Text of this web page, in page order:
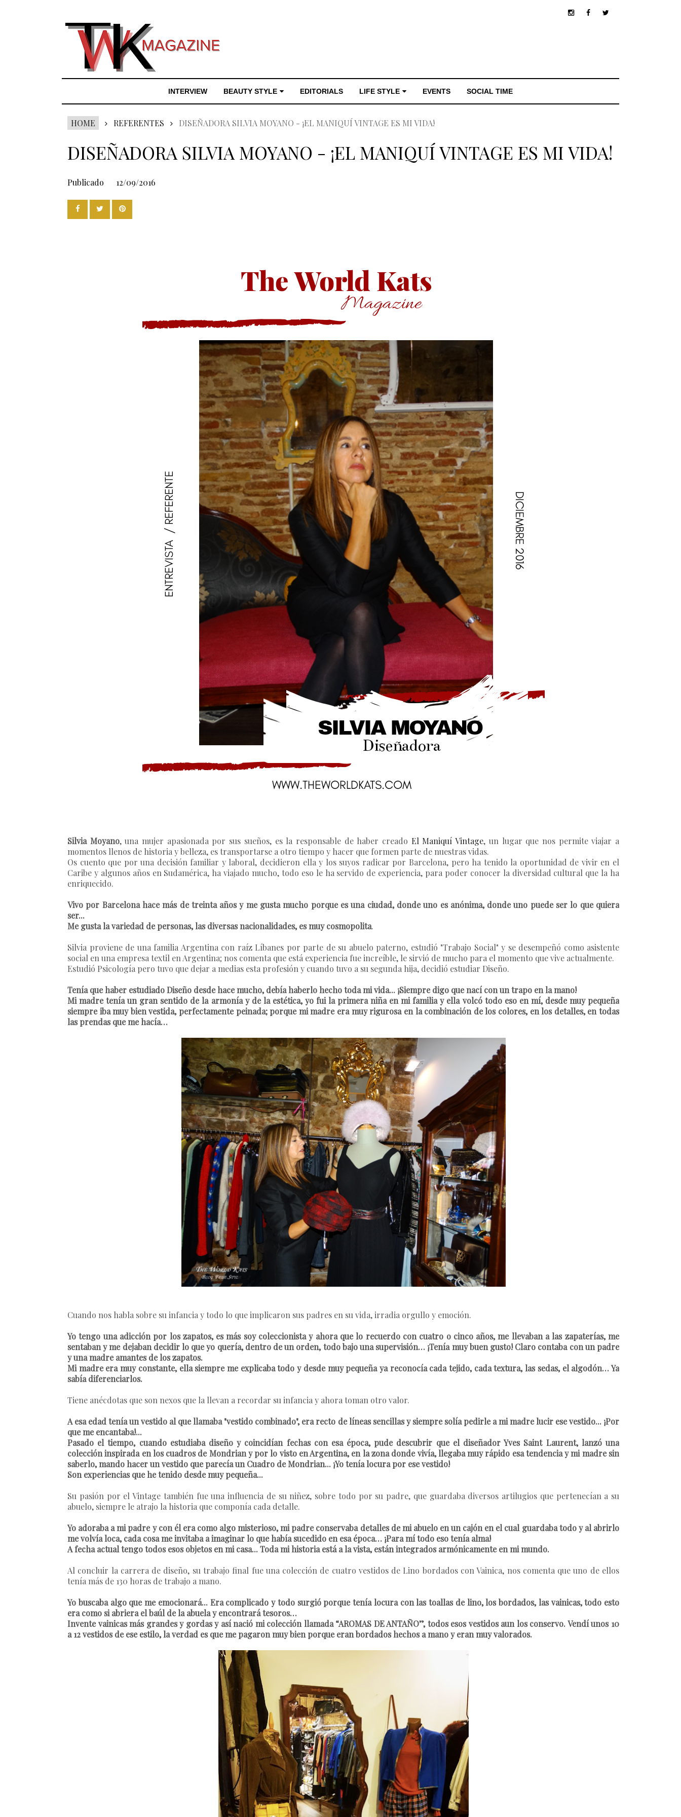
INTERVIEW BEAUTY STYLE EDITORIALS LIFE STYLE EVENTS SOCIAL TIME
HOME REFERENTES DISEÑADORA SILVIA MOYANO - ¡EL MANIQUÍ VINTAGE ES MI VIDA!
DISEÑADORA SILVIA MOYANO - ¡EL MANIQUÍ VINTAGE ES MI VIDA!
Publicado 12/09/2016
Silvia Moyano, una mujer apasionada por sus sueños, es la responsable de haber creado El Maniquí Vintage, un lugar que nos permite viajar a
momentos llenos de historia y belleza, es transportarse a otro tiempo y hacer que formen parte de nuestras vidas.
Os cuento que por una decisión familiar y laboral, decidieron ella y los suyos radicar por Barcelona, pero ha tenido la oportunidad de vivir en el
Caribe y algunos años en Sudamérica, ha viajado mucho, todo eso le ha servido de experiencia, para poder conocer la diversidad cultural que la ha
enriquecido.
Vivo por Barcelona hace más de treinta años y me gusta mucho porque es una ciudad, donde uno es anónima, donde uno puede ser lo que quiera
ser...
Me gusta la variedad de personas, las diversas nacionalidades, es muy cosmopolita.
Silvia proviene de una familia Argentina con raíz Líbanes por parte de su abuelo paterno, estudió "Trabajo Social" y se desempeñó como asistente
social en una empresa textil en Argentina; nos comenta que está experiencia fue increíble, le sirvió de mucho para el momento que vive actualmente.
Estudió Psicología pero tuvo que dejar a medias esta profesión y cuando tuvo a su segunda hija, decidió estudiar Diseño.
Tenía que haber estudiado Diseño desde hace mucho, debía haberlo hecho toda mi vida... ¡Siempre digo que nací con un trapo en la mano!
Mi madre tenía un gran sentido de la armonía y de la estética, yo fui la primera niña en mi familia y ella volcó todo eso en mí, desde muy pequeña
siempre iba muy bien vestida, perfectamente peinada; porque mi madre era muy rigurosa en la combinación de los colores, en los detalles, en todas
las prendas que me hacía…
Cuando nos habla sobre su infancia y todo lo que implicaron sus padres en su vida, irradia orgullo y emoción.
Yo tengo una adicción por los zapatos, es más soy coleccionista y ahora que lo recuerdo con cuatro o cinco años, me llevaban a las zapaterías, me
sentaban y me dejaban decidir lo que yo quería, dentro de un orden, todo bajo una supervisión… ¡Tenía muy buen gusto! Claro contaba con un padre
y una madre amantes de los zapatos.
Mi madre era muy constante, ella siempre me explicaba todo y desde muy pequeña ya reconocía cada tejido, cada textura, las sedas, el algodón… Ya
sabía diferenciarlos.
Tiene anécdotas que son nexos que la llevan a recordar su infancia y ahora toman otro valor.
A esa edad tenía un vestido al que llamaba "vestido combinado", era recto de líneas sencillas y siempre solía pedirle a mi madre lucir ese vestido... ¡Por
que me encantaba!...
Pasado el tiempo, cuando estudiaba diseño y coincidían fechas con esa época, pude descubrir que el diseñador Yves Saint Laurent, lanzó una
colección inspirada en los cuadros de Mondrian y por lo visto en Argentina, en la zona donde vivía, llegaba muy rápido esa tendencia y mi madre sin
saberlo, mando hacer un vestido que parecía un Cuadro de Mondrian... ¡Yo tenía locura por ese vestido!
Son experiencias que he tenido desde muy pequeña...
Su pasión por el Vintage también fue una influencia de su niñez, sobre todo por su padre, que guardaba diversos artilugios que pertenecían a su
abuelo, siempre le atrajo la historia que componía cada detalle.
Yo adoraba a mi padre y con él era como algo misterioso, mi padre conservaba detalles de mi abuelo en un cajón en el cual guardaba todo y al abrirlo
me volvía loca, cada cosa me invitaba a imaginar lo que había sucedido en esa época… ¡Para mí todo eso tenía alma!
A fecha actual tengo todos esos objetos en mi casa... Toda mi historia está a la vista, están integrados armónicamente en mi mundo.
Al concluir la carrera de diseño, su trabajo final fue una colección de cuatro vestidos de Lino bordados con Vainica, nos comenta que uno de ellos
tenía más de 130 horas de trabajo a mano.
Yo buscaba algo que me emocionará... Era complicado y todo surgió porque tenía locura con las toallas de lino, los bordados, las vainicas, todo esto
era como si abriera el baúl de la abuela y encontrará tesoros…
Invente vainicas más grandes y gordas y así nació mi colección llamada “AROMAS DE ANTAÑO”, todos esos vestidos aun los conservo. Vendí unos 10
a 12 vestidos de ese estilo, la verdad es que me pagaron muy bien porque eran bordados hechos a mano y eran muy valorados.